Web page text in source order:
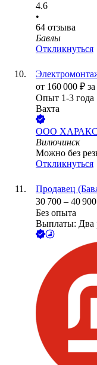
4.6
•
64 отзыва
Бавлы
Откликнуться
от 160 000 ₽
Опыт 1-3 года
Вахта
ООО ХАРАКС
Вилючинск
Можно без
Откликнуться
Продавец
30 700 – 40 900
Без опыта
Выплаты: Два